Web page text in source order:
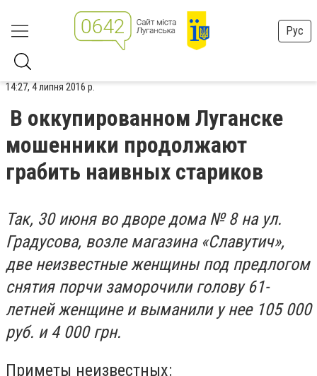
Рус
14:27, 4 липня 2016 р.
В оккупированном Луганске
мошенники продолжают
грабить наивных стариков
Так, 30 июня во дворе дома № 8 на ул.
Градусова, возле магазина «Славутич»,
две неизвестные женщины под предлогом
снятия порчи заморочили голову 61-
летней женщине и выманили у нее 105 000
руб. и 4 000 грн.
Приметы неизвестных: